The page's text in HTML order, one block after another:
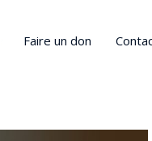
Faire un don